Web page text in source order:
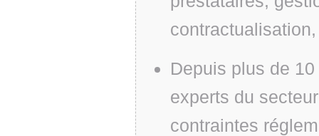
TOUTES LES INTERVIEWS
👉 PRENDRE LA PAROLE
👉 PLANNING EDITORIAL
•
•
•
👉
Depuis plus de
experts du
contraintes